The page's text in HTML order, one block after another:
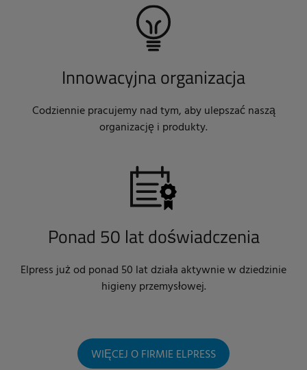
Innowacyjna organizacja
Codziennie pracujemy nad tym, aby ulepszać naszą
organizację i produkty.
Ponad 50 lat doświadczenia
Elpress już od ponad 50 lat działa aktywnie w dziedzinie
higieny przemysłowej.
WIĘCEJ O FIRMIE ELPRESS